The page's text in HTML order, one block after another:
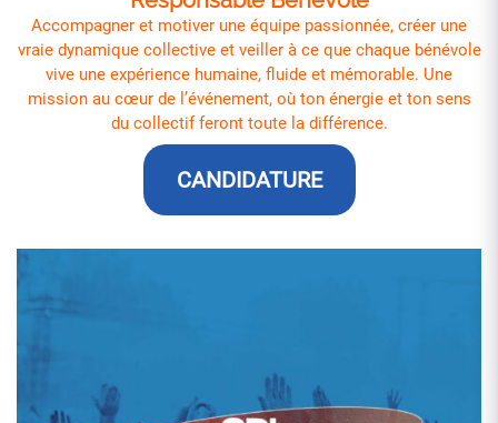
Accompagner et motiver une équipe passionnée, créer une
vraie dynamique collective et veiller à ce que chaque bénévole
vive une expérience humaine, fluide et mémorable. Une
mission au cœur de l’événement, où ton énergie et ton sens
du collectif feront toute la différence.
CANDIDATURE